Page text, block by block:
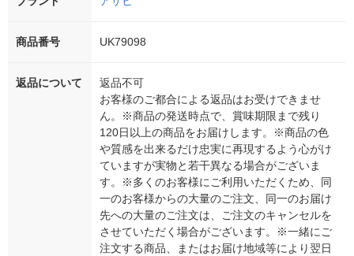
商品番号 UK79098
返品について
返品不可
お客様のご都合による返品はお受けできませ
ん。※商品の発送時点で、賞味期限まで残り
120日以上の商品をお届けします。※商品の色
や質感を出来るだけ忠実に再現するよう心がけ
ていますが実物と若干異なる場合がございま
す。※多くのお客様にご利用いただくため、同
一のお客様からの大量のご注文、同一のお届け
先への大量のご注文は、ご注文のキャンセルを
させていただく場合がございます。※一緒にご
注文する商品、またはお届け地域等により翌日